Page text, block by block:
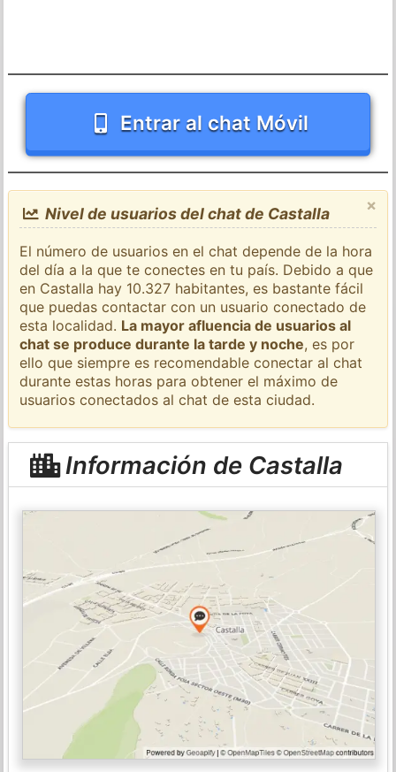
Entrar al chat Móvil
×
Nivel de usuarios del chat de Castalla
El número de usuarios en el chat depende de la hora
del día a la que te conectes en tu país. Debido a que
en Castalla hay 10.327 habitantes, es bastante fácil
que puedas contactar con un usuario conectado de
esta localidad. La mayor afluencia de usuarios al
chat se produce durante la tarde y noche, es por
ello que siempre es recomendable conectar al chat
durante estas horas para obtener el máximo de
usuarios conectados al chat de esta ciudad.
Información de Castalla